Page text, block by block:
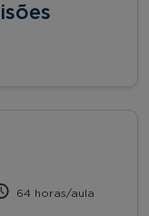
64 horas/aula